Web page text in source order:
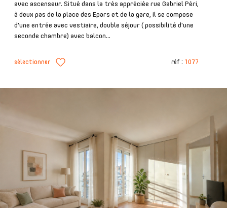
avec ascenseur. Situé dans la très appréciée rue Gabriel Péri,
à deux pas de la place des Epars et de la gare, il se compose
d'une entrée avec vestiaire, double séjour ( possibilité d'une
seconde chambre) avec balcon...
sélectionner réf : 1077